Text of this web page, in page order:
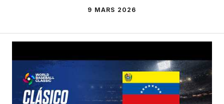
9 MARS 2026